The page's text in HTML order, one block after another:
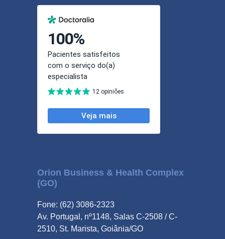
Orion Business & Health Complex
(GO)
Fone: (62) 3086-2323
Av. Portugal, nº1148, Salas C-2508 / C-
2510, St. Marista, Goiânia/GO